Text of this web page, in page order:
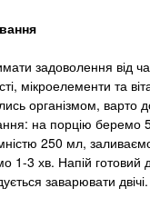
задоволення від
мікроелементи та
організмом, варто
на порцію беремо
250 мл,
1-3 хв. Напій
заварювати двічі.